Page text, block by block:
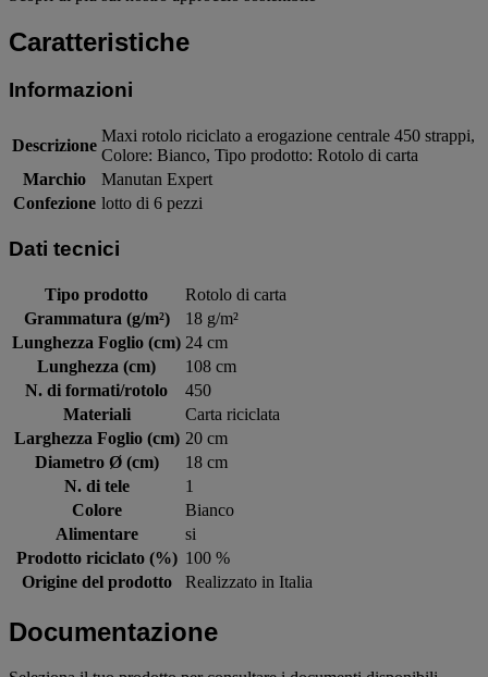
Caratteristiche
Informazioni
Descrizione
Maxi rotolo riciclato a erogazione centrale 450 strappi,
Colore: Bianco, Tipo prodotto: Rotolo di carta
Marchio
Manutan Expert
Confezione lotto di 6 pezzi
Dati tecnici
Tipo prodotto
Rotolo di carta
Grammatura (g/m²)
18 g/m²
Lunghezza Foglio (cm) 24 cm
Lunghezza (cm)
108 cm
N. di formati/rotolo
450
Materiali
Carta riciclata
Larghezza Foglio (cm) 20 cm
Diametro Ø (cm)
18 cm
N. di tele
1
Colore
Bianco
Alimentare
si
Prodotto riciclato (%) 100 %
Origine del prodotto
Realizzato in Italia
Documentazione